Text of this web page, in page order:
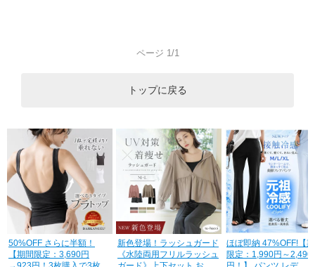
ページ 1/1
トップに戻る
50%OFF さらに半額！
【期間限定：3,690円
新色登場！ラッシュガード
《水陸両用フリルラッシュ
ほぼ即納 47%OFF!【
限定：1,990円～2,490